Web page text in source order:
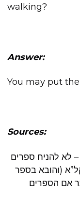
walking?
Answer:
You may put
Sources:
לא להניח ספרים
(והובא בספר
אם הספרים